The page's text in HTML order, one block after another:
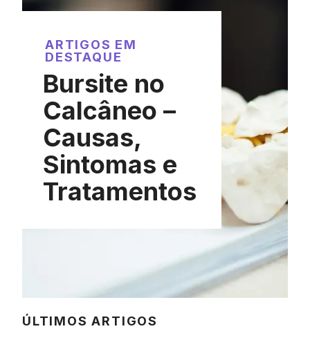
ARTIGOS EM
DESTAQUE
Bursite no
Calcâneo –
Causas,
Sintomas e
Tratamentos
ÚLTIMOS ARTIGOS